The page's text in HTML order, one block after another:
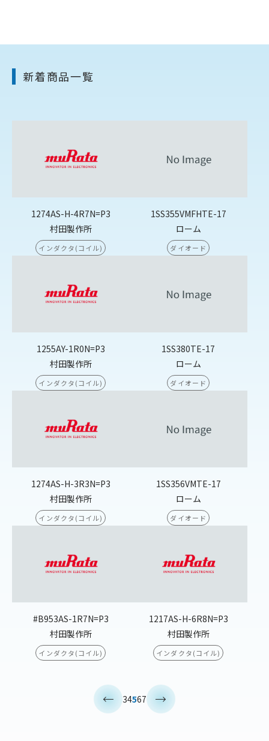
新着商品一覧
1274AS-H-4R7N=P3
村田製作所
インダクタ(コイル)
1SS355VMFHTE-17
ローム
ダイオード
1255AY-1R0N=P3
村田製作所
インダクタ(コイル)
1SS380TE-17
ローム
ダイオード
1274AS-H-3R3N=P3
村田製作所
インダクタ(コイル)
1SS356VMTE-17
ローム
ダイオード
#B953AS-1R7N=P3
村田製作所
インダクタ(コイル)
1217AS-H-6R8N=P3
村田製作所
インダクタ(コイル)
34567